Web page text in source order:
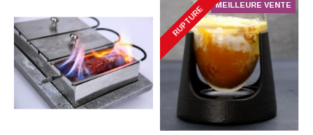
MEILLEURE VENTE
RUPTURE